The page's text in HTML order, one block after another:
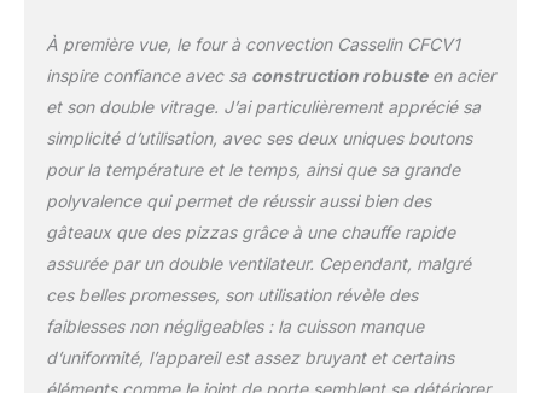
À première vue, le four à convection Casselin CFCV1
inspire confiance avec sa construction robusteen acier
et son double vitrage. J’ai particulièrement apprécié sa
simplicité d’utilisation, avec ses deux uniques boutons
pour la température et le temps, ainsi que sa grande
polyvalence qui permet de réussir aussi bien des
gâteaux que des pizzas grâce à une chauffe rapide
assurée par un double ventilateur. Cependant, malgré
ces belles promesses, son utilisation révèle des
faiblesses non négligeables : la cuisson manque
d’uniformité, l’appareil est assez bruyant et certains
éléments comme le joint de porte semblent se détériorer